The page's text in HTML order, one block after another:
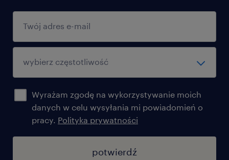
Wyrażam zgodę na wykorzystywanie moich
danych w celu wysyłania mi powiadomień o
pracy. Polityka prywatności
potwierdź